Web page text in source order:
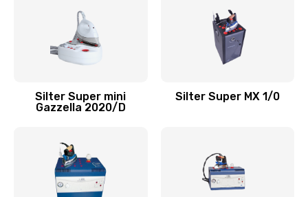
Silter Super mini
Gazzella 2020/D
Silter Super MX 1/0